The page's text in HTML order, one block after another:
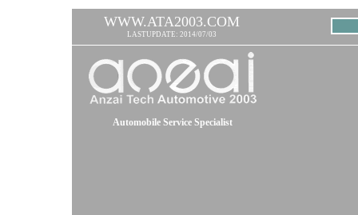
WWW.ATA2003.COM
LASTUPDATE: 2014/07/03
Automobile Service Specialist